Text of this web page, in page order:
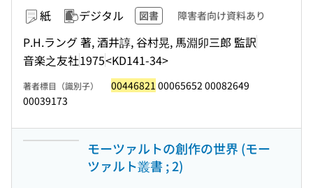
紙 デジタル 図書 障害者向け資料あり
P.H.ラング 著, 酒井諄, 谷村晃, 馬淵卯三郎 監訳
音楽之友社1975<KD141-34>
著者標目（識別子） 00446821 00065652 00082649
00039173
モーツァルトの創作の世界 (モー
ツァルト叢書 ; 2)